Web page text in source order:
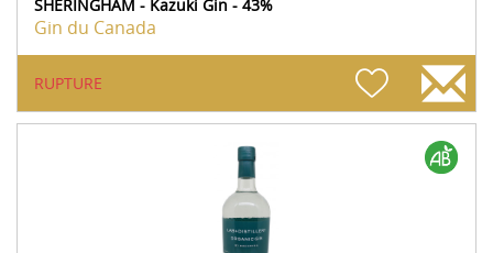
SHERINGHAM - Kazuki Gin - 43%
Gin du Canada
RUPTURE